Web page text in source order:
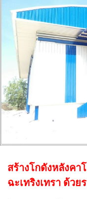
สร้างโกดังหลังคา
ฉะเทริงเทรา ด้วย